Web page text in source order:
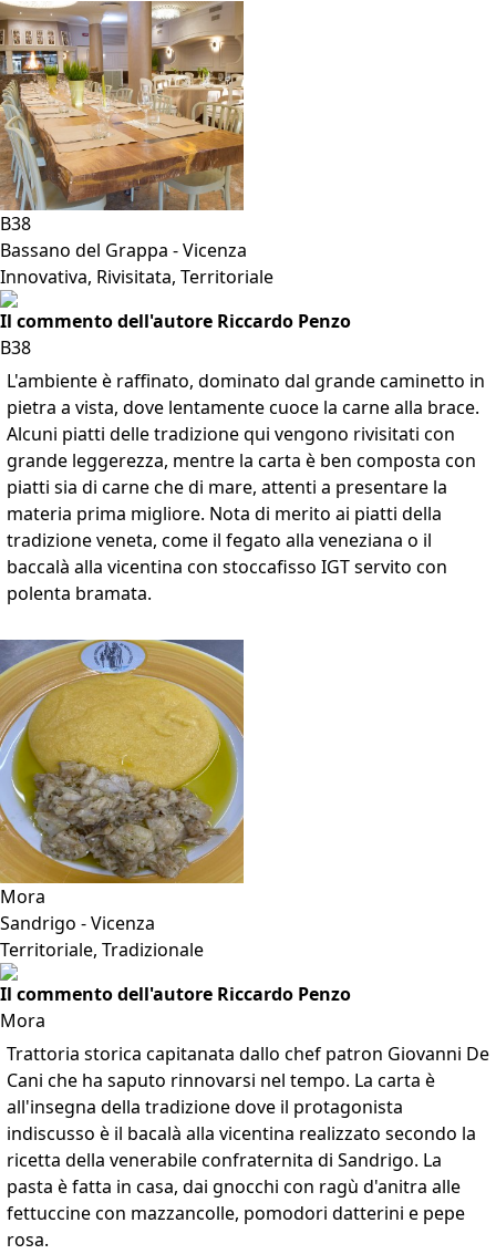
B38
Bassano del Grappa - Vicenza
Innovativa, Rivisitata, Territoriale
Il commento dell'autore Riccardo Penzo
B38
L'ambiente è raffinato, dominato dal grande caminetto in
pietra a vista, dove lentamente cuoce la carne alla brace.
Alcuni piatti delle tradizione qui vengono rivisitati con
grande leggerezza, mentre la carta è ben composta con
piatti sia di carne che di mare, attenti a presentare la
materia prima migliore. Nota di merito ai piatti della
tradizione veneta, come il fegato alla veneziana o il
baccalà alla vicentina con stoccafisso IGT servito con
polenta bramata.
Mora
Sandrigo - Vicenza
Territoriale, Tradizionale
Il commento dell'autore Riccardo Penzo
Mora
Trattoria storica capitanata dallo chef patron Giovanni De
Cani che ha saputo rinnovarsi nel tempo. La carta è
all'insegna della tradizione dove il protagonista
indiscusso è il bacalà alla vicentina realizzato secondo la
ricetta della venerabile confraternita di Sandrigo. La
pasta è fatta in casa, dai gnocchi con ragù d'anitra alle
fettuccine con mazzancolle, pomodori datterini e pepe
rosa.